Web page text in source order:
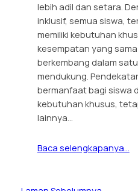
lebih adil dan setara.
inklusif, semua siswa,
memiliki kebutuhan
kesempatan yang
berkembang dalam
mendukung.
bermanfaat bagi siswa
kebutuhan khusus,
lainnya…
Baca selengkapanya…